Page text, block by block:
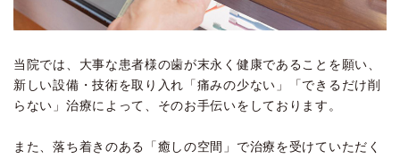
当院では、大事な患者様の歯が末永く健康であることを願い、
新しい設備・技術を取り入れ「痛みの少ない」「できるだけ削
らない」治療によって、そのお手伝いをしております。
また、落ち着きのある「癒しの空間」で治療を受けていただく